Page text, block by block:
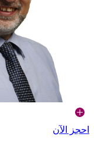
احجز الآن